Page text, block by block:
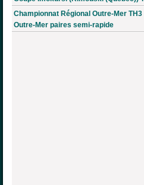
Championnat Régional Outre-Mer TH3
Outre-Mer paires semi-rapide